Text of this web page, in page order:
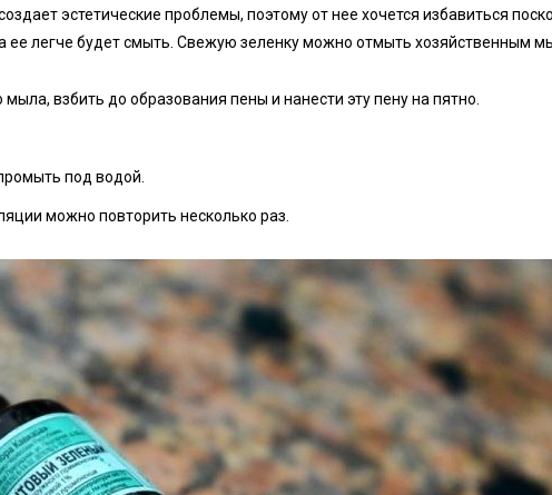
эстетические проблемы, поэтому от нее хочется избавиться
ее легче будет смыть. Свежую зеленку можно отмыть хозяйственным
взбить до образования пены и нанести эту пену на пятно.
под водой.
можно повторить несколько раз.